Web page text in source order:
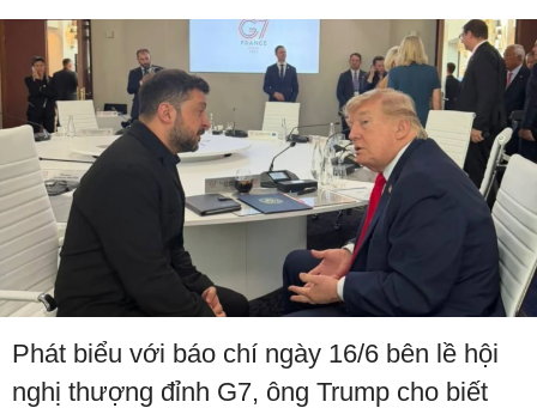
Phát biểu với báo chí ngày 16/6 bên lề hội
nghị thượng đỉnh G7, ông Trump cho biết